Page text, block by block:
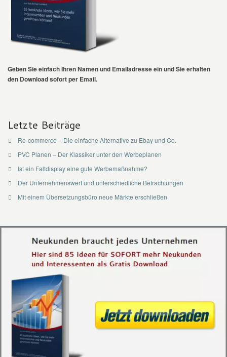
Geben Sie einfach Ihren Namen und Emailadresse ein und Sie erhalten
den Download sofort per Email.
Letzte Beiträge
Re-commerce – Die einfache Alternative zu Ebay und Co.
PVC Planen – Der Klassiker unter den Werbeplanen
Ist ein Faltdisplay eine gute Werbemaßnahme?
Der Unternehmenswert und unterschiedliche Betrachtungen
Mit einem Übersetzungsbüro neue Märkte erschließen